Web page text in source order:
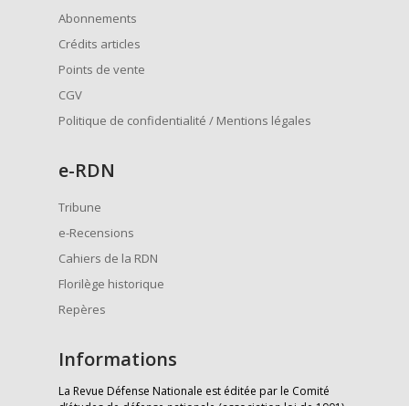
Abonnements
Crédits articles
Points de vente
CGV
Politique de confidentialité / Mentions légales
e-RDN
Tribune
e-Recensions
Cahiers de la RDN
Florilège historique
Repères
Informations
La Revue Défense Nationale est éditée par le Comité